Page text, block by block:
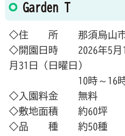
Garden T
◇住 所 那須烏山市
◇開園日時 2026年5月
月31日（日曜日）
10時～16
◇入園料金 無料
◇敷地面積 約60坪
◇品 種 約50種